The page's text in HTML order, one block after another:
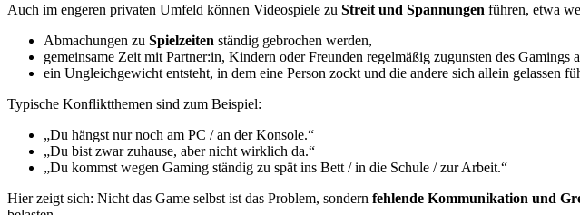
Auch im engeren privaten Umfeld können Videospiele zu Streit und Spannungen führen, etwa
Abmachungen zu Spielzeiten ständig gebrochen werden,
gemeinsame Zeit mit Partner:in, Kindern oder Freunden regelmäßig zugunsten des Gamings
ein Ungleichgewicht entsteht, in dem eine Person zockt und die andere sich allein gelassen
Typische Konfliktthemen sind zum Beispiel:
„Du hängst nur noch am PC / an der Konsole.“
„Du bist zwar zuhause, aber nicht wirklich da.“
„Du kommst wegen Gaming ständig zu spät ins Bett / in die Schule / zur Arbeit.“
Hier zeigt sich: Nicht das Game selbst ist das Problem, sondern fehlende Kommunikation und